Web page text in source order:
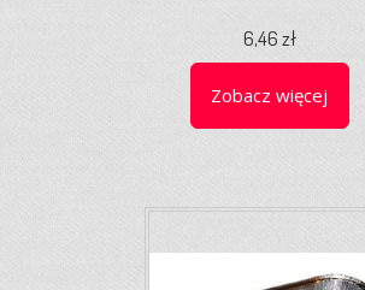
6,46 zł
Zobacz więcej